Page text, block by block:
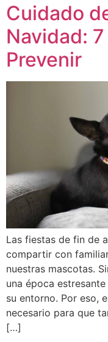
Cuidado
Navidad:
Prevenir
Las fiestas de fin de
compartir con
nuestras mascotas.
una época
su entorno. Por eso,
necesario para que
[…]